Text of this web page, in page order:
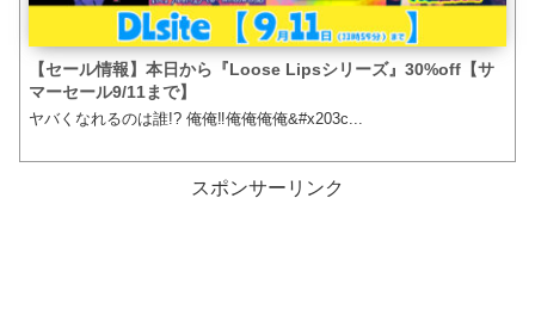
【セール情報】本日から『Loose Lipsシリーズ』30%off【サ
マーセール9/11まで】
ヤバくなれるのは誰!? 俺️俺‼️俺俺俺俺&#x203c...
スポンサーリンク